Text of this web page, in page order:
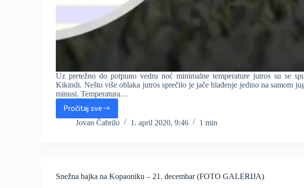
Uz pretežno do potpuno vedru noć minimalne temperature jutros su se
Kikindi. Nešto više oblaka jutros sprečilo je jače hlađenje jedino na samom
minusi. Temperatura…
Pročitaj sve
Mraz
„obrao“
-6°C
u
Jovan Čabrilo 1. april 2020, 9:46 1 min
Snežna bajka na Kopaoniku – 21. decembar (FOTO GALERIJA)